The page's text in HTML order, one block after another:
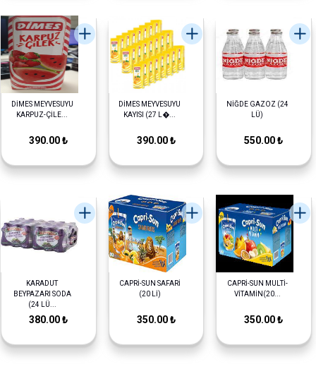
DİMES MEYVESUYU
KARPUZ-ÇİLE...
390.00 ₺
DİMES MEYVESUYU
KAYISI (27 L�...
390.00 ₺
NİĞDE GAZOZ (24
LÜ)
550.00 ₺
KARADUT
BEYPAZARI SODA
(24 LÜ...
380.00 ₺
CAPRİ-SUN SAFARİ
(20 Lİ)
350.00 ₺
CAPRİ-SUN MULTİ-
VİTAMİN(20...
350.00 ₺